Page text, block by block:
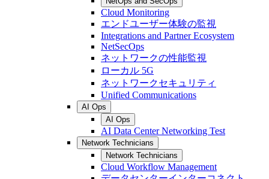
Cloud Monitoring
エンドユーザー体験の監視
Integrations and Partner Ecosystem
NetSecOps
ネットワークの性能監視
ローカル 5G
ネットワークセキュリティ
Unified Communications
AI Ops
AI Ops
AI Data Center Networking Test
Network Technicians
Network Technicians
Cloud Workflow Management